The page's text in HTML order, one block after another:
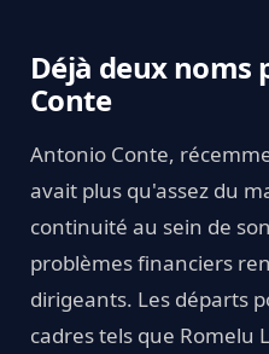
Déjà deux noms
Conte
Antonio Conte,
avait plus qu'assez du
continuité au sein de
problèmes financiers
dirigeants. Les départs
cadres tels que Romelu